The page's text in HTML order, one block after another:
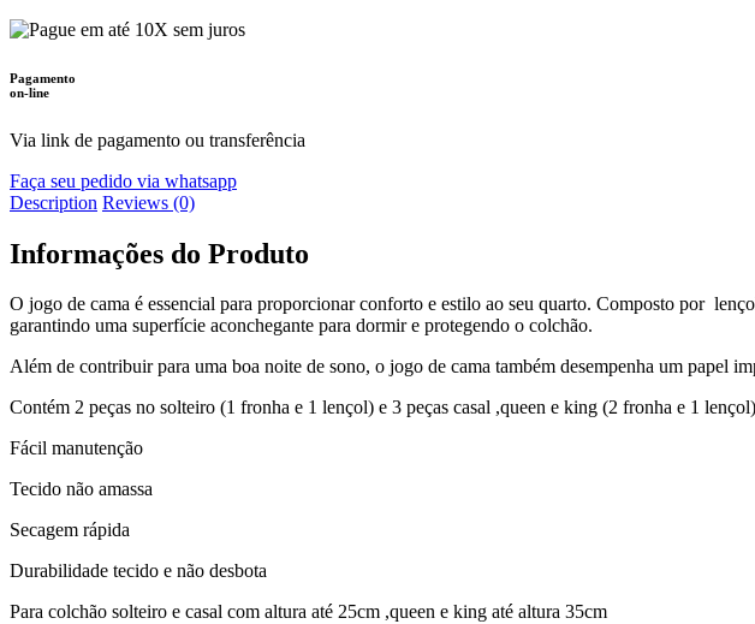
Pagamento
on-line
Via link de pagamento ou transferência
Faça seu pedido via whatsapp
Description Reviews (0)
Informações do Produto
O jogo de cama é essencial para proporcionar conforto e estilo ao seu quarto. Composto por
garantindo uma superfície aconchegante para dormir e protegendo o colchão.
Além de contribuir para uma boa noite de sono, o jogo de cama também desempenha um papel
Contém 2 peças no solteiro (1 fronha e 1 lençol) e 3 peças casal ,queen e king (2 fronha e 1 lençol)
Fácil manutenção
Tecido não amassa
Secagem rápida
Durabilidade tecido e não desbota
Para colchão solteiro e casal com altura até 25cm ,queen e king até altura 35cm